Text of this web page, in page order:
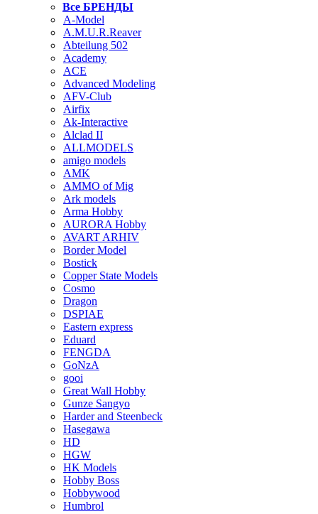
Все БРЕНДЫ
A-Model
A.M.U.R.Reaver
Abteilung 502
Academy
ACE
Advanced Modeling
AFV-Club
Airfix
Ak-Interactive
Alclad II
ALLMODELS
amigo models
AMK
AMMO of Mig
Ark models
Arma Hobby
AURORA Hobby
AVART ARHIV
Border Model
Bostick
Copper State Models
Cosmo
Dragon
DSPIAE
Eastern express
Eduard
FENGDA
GoNzA
gooi
Great Wall Hobby
Gunze Sangyo
Harder and Steenbeck
Hasegawa
HD
HGW
HK Models
Hobby Boss
Hobbywood
Humbrol